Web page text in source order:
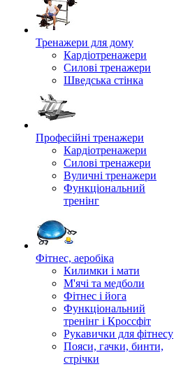
Тренажери для дому
Кардіотренажери
Силові тренажери
Шведська стінка
Професійні тренажери
Кардіотренажери
Силові тренажери
Вуличні тренажери
Функціональний
тренінг
Фітнес, аеробіка
Килимки і мати
М'ячі та медболи
Фітнес і йога
Функціональний
тренінг і Кроссфіт
Рукавички для фітнесу
Пояси, гачки, бинти,
стрічки